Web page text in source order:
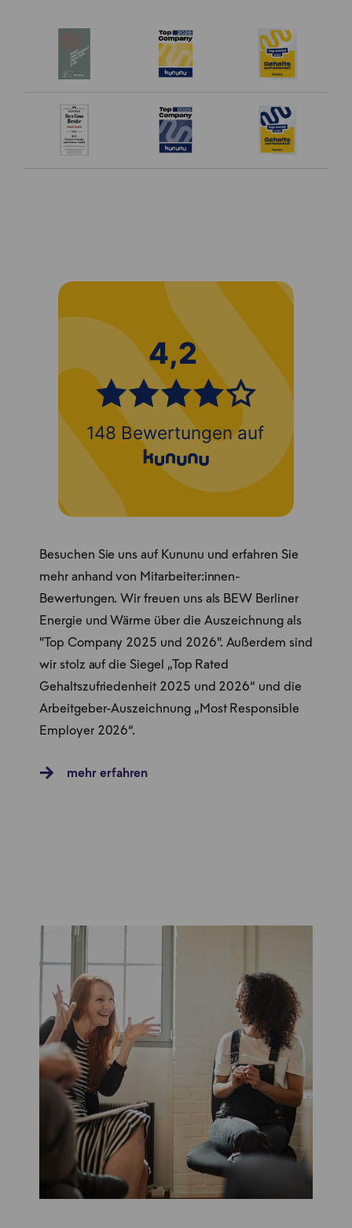
Besuchen Sie uns auf Kununu und erfahren Sie
mehr anhand von Mitarbeiter:innen-
Bewertungen. Wir freuen uns als BEW Berliner
Energie und Wärme über die Auszeichnung als
"Top Company 2025 und 2026". Außerdem sind
wir stolz auf die Siegel „Top Rated
Gehaltszufriedenheit 2025 und 2026“ und die
Arbeitgeber-Auszeichnung „Most Responsible
Employer 2026“.
mehr erfahren